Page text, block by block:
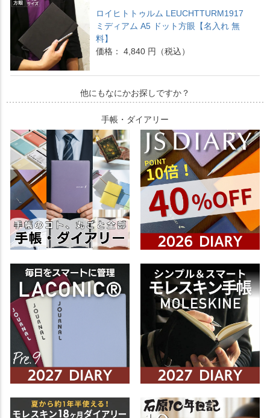
ロイヒトトゥルム LEUCHTTURM1917
ミディアム A5 ドット方眼【名入れ 無
料】
価格： 4,840 円（税込）
他にもなにかお探しですか？
手帳・ダイアリー